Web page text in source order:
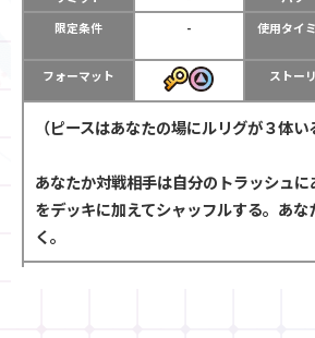
限定条件
- 使用タイ
フォーマット
ストー
（ピースはあなたの場にルリグが３体い
あなたか対戦相手は自分のトラッシュに
をデッキに加えてシャッフルする。あな
く。